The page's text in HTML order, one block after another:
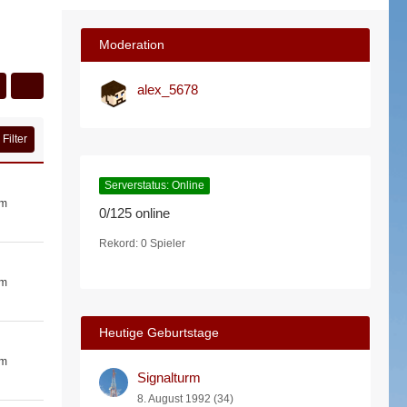
Filter
Moderation
alex_5678
Serverstatus: Online
0/125 online
Rekord: 0 Spieler
Heutige Geburtstage
Signalturm
8. August 1992 (34)